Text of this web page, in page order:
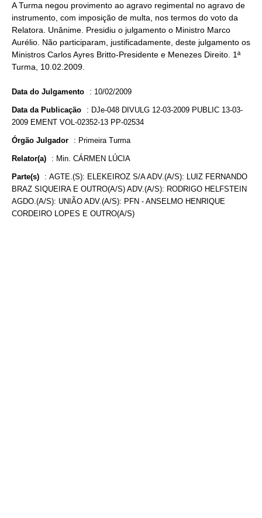
A Turma negou provimento ao agravo regimental no agravo de
instrumento, com imposição de multa, nos termos do voto da
Relatora. Unânime. Presidiu o julgamento o Ministro Marco
Aurélio. Não participaram, justificadamente, deste julgamento os
Ministros Carlos Ayres Britto-Presidente e Menezes Direito. 1ª
Turma, 10.02.2009.
Data do Julgamento : 10/02/2009
Data da Publicação : DJe-048 DIVULG 12-03-2009 PUBLIC 13-03-
2009 EMENT VOL-02352-13 PP-02534
Órgão Julgador : Primeira Turma
Relator(a) : Min. CÁRMEN LÚCIA
Parte(s) : AGTE.(S): ELEKEIROZ S/A ADV.(A/S): LUIZ FERNANDO
BRAZ SIQUEIRA E OUTRO(A/S) ADV.(A/S): RODRIGO HELFSTEIN
AGDO.(A/S): UNIÃO ADV.(A/S): PFN - ANSELMO HENRIQUE
CORDEIRO LOPES E OUTRO(A/S)